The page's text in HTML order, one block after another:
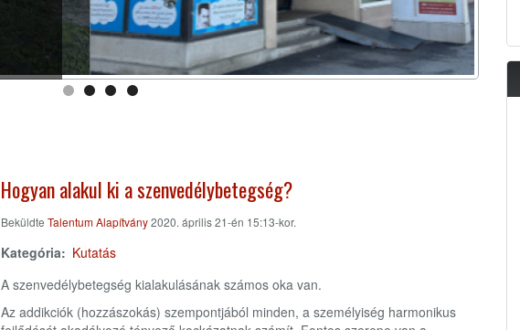
Hogyan alakul ki a szenvedélybetegség?
Beküldte Talentum Alapítvány2020. április 21-én 15:13-kor.
Kategória
Kutatás
A szenvedélybetegség kialakulásának számos oka van.
Az addikciók (hozzászokás) szempontjából minden, a személyiség harmonikus